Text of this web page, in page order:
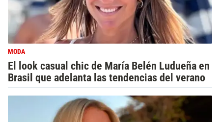
MODA
El look casual chic de María Belén Ludueña en
Brasil que adelanta las tendencias del verano